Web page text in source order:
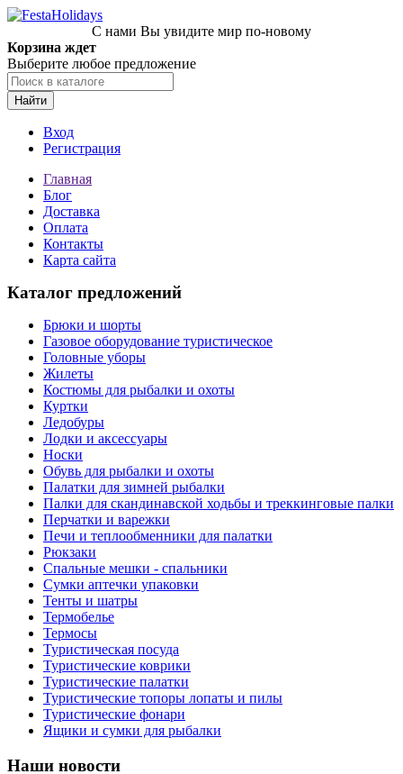
С нами Вы увидите мир по-новому
Корзина ждет
Выберите любое предложение
Найти
Вход
Регистрация
Главная
Блог
Доставка
Оплата
Контакты
Карта сайта
Каталог предложений
Брюки и шорты
Газовое оборудование туристическое
Головные уборы
Жилеты
Костюмы для рыбалки и охоты
Куртки
Ледобуры
Лодки и аксессуары
Носки
Обувь для рыбалки и охоты
Палатки для зимней рыбалки
Палки для скандинавской ходьбы и треккинговые палки
Перчатки и варежки
Печи и теплообменники для палатки
Рюкзаки
Спальные мешки - спальники
Сумки аптечки упаковки
Тенты и шатры
Термобелье
Термосы
Туристическая посуда
Туристические коврики
Туристические палатки
Туристические топоры лопаты и пилы
Туристические фонари
Ящики и сумки для рыбалки
Наши новости